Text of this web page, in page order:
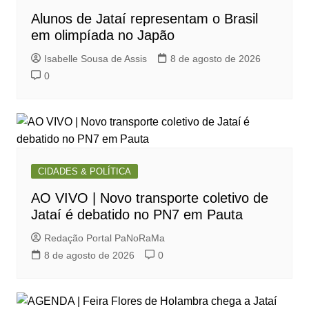
Alunos de Jataí representam o Brasil
em olimpíada no Japão
Isabelle Sousa de Assis
8 de agosto de 2026
0
CIDADES & POLÍTICA
AO VIVO | Novo transporte coletivo de
Jataí é debatido no PN7 em Pauta
Redação Portal PaNoRaMa
8 de agosto de 2026
0